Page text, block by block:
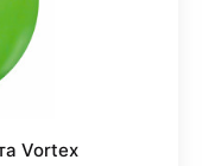
Vortex